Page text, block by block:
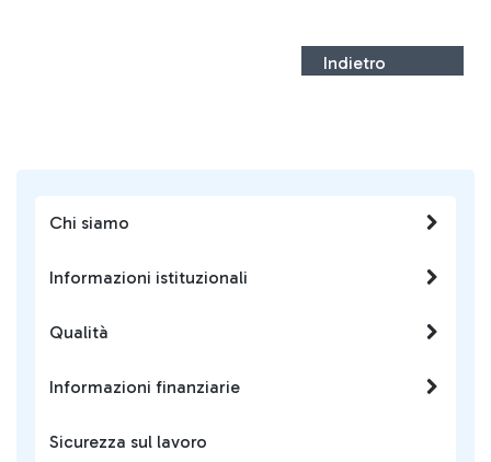
Chi siamo
Informazioni istituzionali
Qualità
Informazioni finanziarie
Sicurezza sul lavoro
Indietro